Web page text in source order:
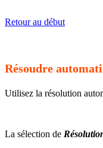
Retour au début
Résoudre
Utilisez la résolution
La sélection de